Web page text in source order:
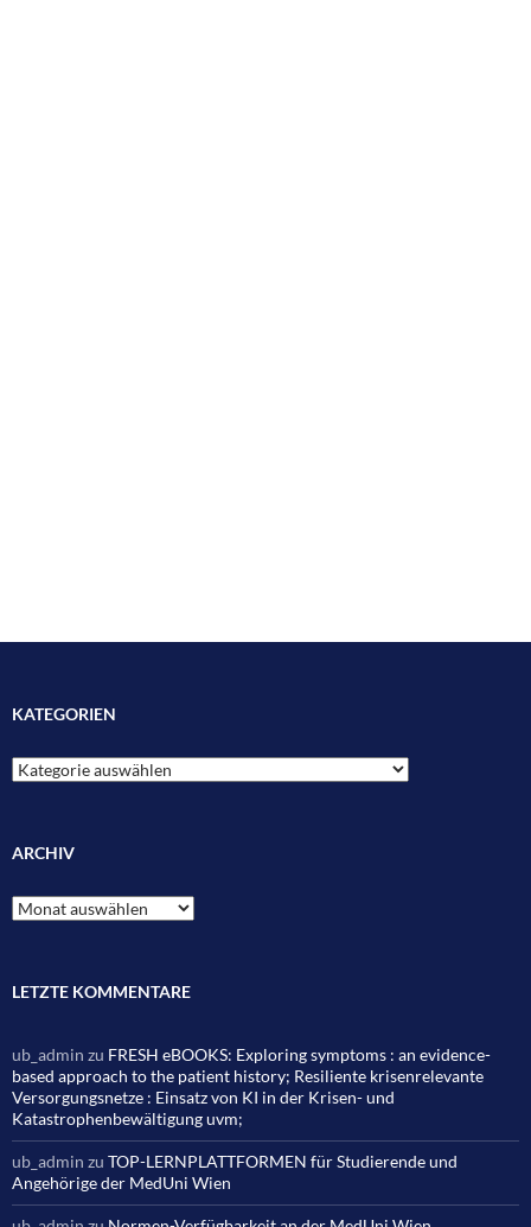
KATEGORIEN
Kategorien
ARCHIV
Archiv
LETZTE KOMMENTARE
ub_admin zu FRESH eBOOKS: Exploring symptoms : an evidence-
based approach to the patient history; Resiliente krisenrelevante
Versorgungsnetze : Einsatz von KI in der Krisen- und
Katastrophenbewältigung uvm;
ub_admin zu TOP-LERNPLATTFORMEN für Studierende und
Angehörige der MedUni Wien